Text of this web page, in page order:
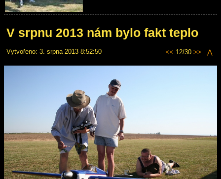
V srpnu 2013 nám bylo fakt teplo
<< 12/30 >> ⋀
Vytvořeno: 3. srpna 2013 8:52:50